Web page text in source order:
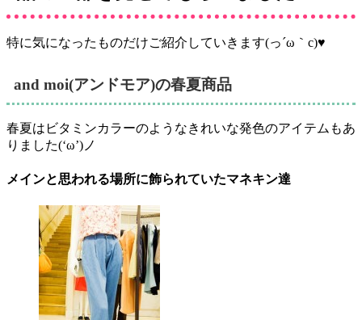
特に気になったものだけご紹介していきます(っ´ω｀c)♥
and moi(アンドモア)の春夏商品
春夏はビタミンカラーのようなきれいな発色のアイテムもあ
りました(‘ω’)ノ
メインと思われる場所に飾られていたマネキン達